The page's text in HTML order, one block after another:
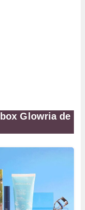
Glowria de